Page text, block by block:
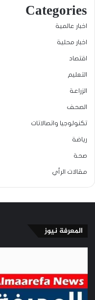
Categories
اخبار عالمية
اخبار محلية
اقتصاد
التعليم
الزراعة
الصحف
تكنولوجيا واتصالاتات
رياضة
صحة
مقالات الرأي
المعرفة نيوز